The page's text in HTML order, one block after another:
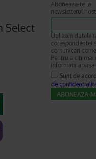
Select
Aboneaza-te la
newsletterul
Utilizam datele
corespondentei
comunicari
Pentru a citi mai
informatii apasa
Sunt de
de